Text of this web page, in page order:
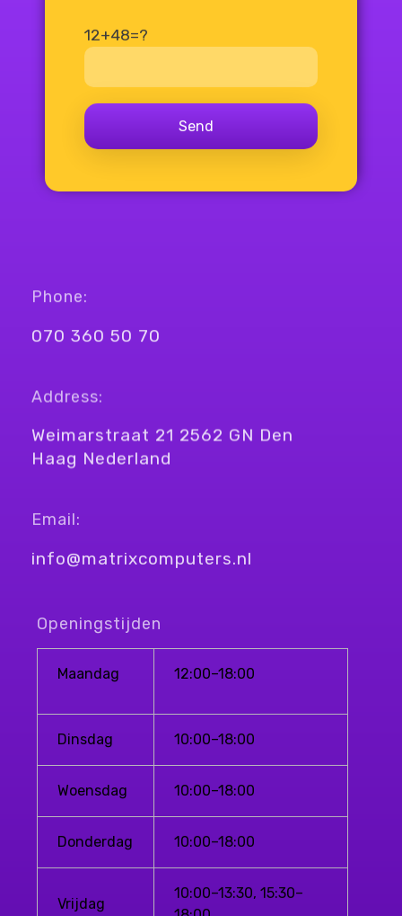
12+48=?
Phone:
070 360 50 70
Address:
Weimarstraat 21 2562 GN Den
Haag Nederland
Email:
info@matrixcomputers.nl
Openingstijden
Maandag 12:00–18:00
Dinsdag 10:00–18:00
Woensdag 10:00–18:00
Donderdag 10:00–18:00
Vrijdag
10:00–13:30, 15:30–